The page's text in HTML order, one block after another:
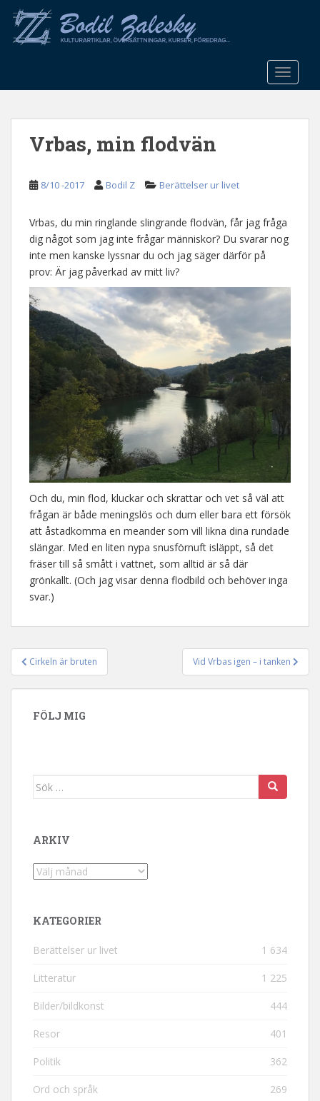
o
Vrbas, min flodvän
8/10 -2017 Bodil Z Berättelser ur livet
Vrbas, du min ringlande slingrande flodvän, får jag fråga
dig något som jag inte frågar människor? Du svarar nog
inte men kanske lyssnar du och jag säger därför på
prov: Är jag påverkad av mitt liv?
Och du, min flod, kluckar och skrattar och vet så väl att
frågan är både meningslös och dum eller bara ett försök
att åstadkomma en meander som vill likna dina rundade
slängar. Med en liten nypa snusförnuft isläppt, så det
fräser till så smått i vattnet, som alltid är så där
grönkallt. (Och jag visar denna flodbild och behöver inga
svar.)
Inläggsnavigering
Cirkeln är bruten Vid Vrbas igen – i tanken
FÖLJ MIG
Sök efter:
ARKIV
Arkiv
KATEGORIER
Berättelser ur livet 1 634
Litteratur 1 225
Bilder/bildkonst 444
Resor 401
Politik 362
Ord och språk 269